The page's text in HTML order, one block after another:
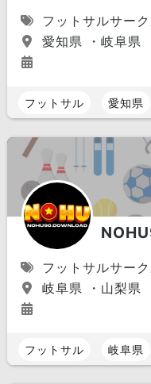
フットサルサー
愛知県 ・岐阜県
フットサル 愛知県
フットサルサー
岐阜県 ・山梨県
フットサル 岐阜県